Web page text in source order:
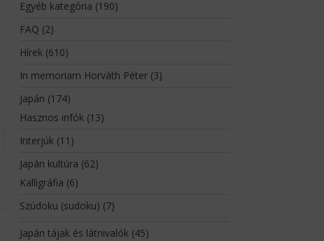
Egyéb kategória (190)
FAQ (2)
Hírek(610)
In memoriam Horváth Péter(3)
Japán (174)
Hasznos infók(13)
Interjúk(11)
Japán kultúra (62)
Kalligráfia (6)
Szúdoku (sudoku) (7)
Japán tájak és látnivalók(45)